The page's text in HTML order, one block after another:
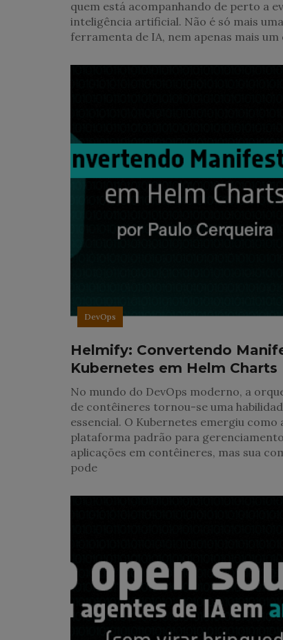
quem está acompanhando de perto a
inteligência artificial. Não é só mais uma
ferramenta de IA, nem apenas mais
DevOps
Helmify: Convertendo
Kubernetes em Helm Charts
No mundo do DevOps moderno, a
de contêineres tornou-se uma
essencial. O Kubernetes emergiu como
plataforma padrão para
aplicações em contêineres, mas sua
pode